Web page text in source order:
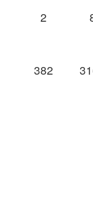
2
382